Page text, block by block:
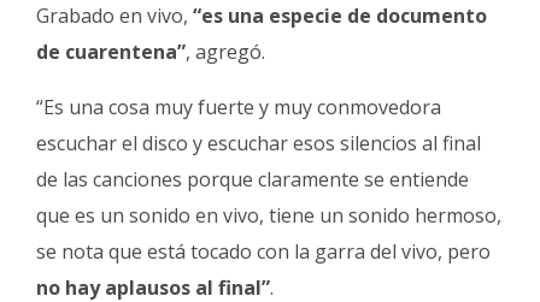
Grabado en vivo, “es una especie de documento
de cuarentena”, agregó.
“Es una cosa muy fuerte y muy conmovedora
escuchar el disco y escuchar esos silencios al final
de las canciones porque claramente se entiende
que es un sonido en vivo, tiene un sonido hermoso,
se nota que está tocado con la garra del vivo, pero
no hay aplausos al final”.